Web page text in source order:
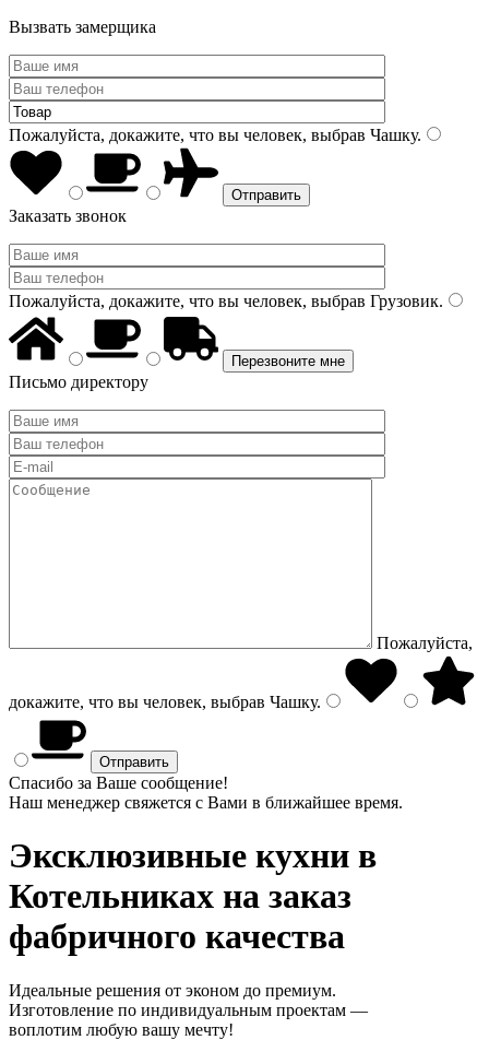
Вызвать замерщика
Пожалуйста, докажите, что вы человек, выбрав Чашку.
Заказать звонок
Пожалуйста, докажите, что вы человек, выбрав Грузовик.
Письмо директору
Пожалуйста,
докажите, что вы человек, выбрав Чашку.
Спасибо за Ваше сообщение!
Наш менеджер свяжется с Вами в ближайшее время.
Эксклюзивные кухни в
Котельниках на заказ
фабричного качества
Идеальные решения от эконом до премиум.
Изготовление по индивидуальным проектам —
воплотим любую вашу мечту!